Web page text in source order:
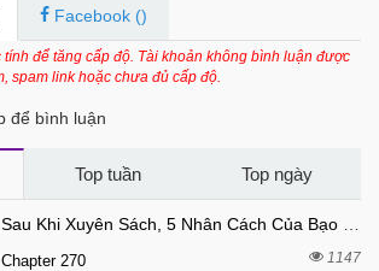
3 tháng trước
3 tháng trước
3 tháng trước
3 tháng trước
Facebook ()
để tăng cấp độ. Tài khoản không bình luận được
spam link hoặc chưa đủ cấp độ.
để bình luận
Top tuần Top ngày
Chapter 270 1147